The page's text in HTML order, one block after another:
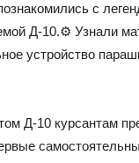
с
Д-10.⚙️ Узнали
устройство
Д-10 курсантам